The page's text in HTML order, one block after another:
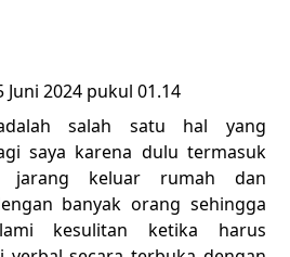
Juni 2024 pukul 01.14
salah satu hal yang
saya karena dulu termasuk
jarang keluar rumah dan
banyak orang sehingga
kesulitan ketika harus